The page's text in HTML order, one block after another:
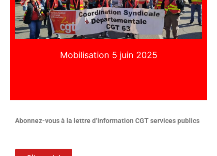
Mobilisation 5 juin 2025
Abonnez-vous à la lettre d’information CGT services publics